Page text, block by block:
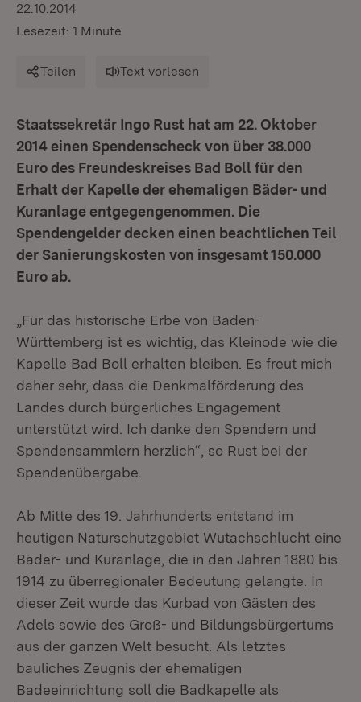
22.10.2014
Lesezeit: 1 Minute
Teilen Text vorlesen
Staatssekretär Ingo Rust hat am 22. Oktober
2014 einen Spendenscheck von über 38.000
Euro des Freundeskreises Bad Boll für den
Erhalt der Kapelle der ehemaligen Bäder- und
Kuranlage entgegengenommen. Die
Spendengelder decken einen beachtlichen Teil
der Sanierungskosten von insgesamt 150.000
Euro ab.
„Für das historische Erbe von Baden-
Württemberg ist es wichtig, das Kleinode wie die
Kapelle Bad Boll erhalten bleiben. Es freut mich
daher sehr, dass die Denkmalförderung des
Landes durch bürgerliches Engagement
unterstützt wird. Ich danke den Spendern und
Spendensammlern herzlich“, so Rust bei der
Spendenübergabe.
Ab Mitte des 19. Jahrhunderts entstand im
heutigen Naturschutzgebiet Wutachschlucht eine
Bäder- und Kuranlage, die in den Jahren 1880 bis
1914 zu überregionaler Bedeutung gelangte. In
dieser Zeit wurde das Kurbad von Gästen des
Adels sowie des Groß- und Bildungsbürgertums
aus der ganzen Welt besucht. Als letztes
bauliches Zeugnis der ehemaligen
Badeeinrichtung soll die Badkapelle als